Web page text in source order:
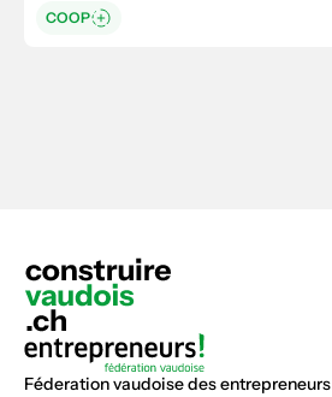
COOP
Féderation vaudoise des entrepreneurs